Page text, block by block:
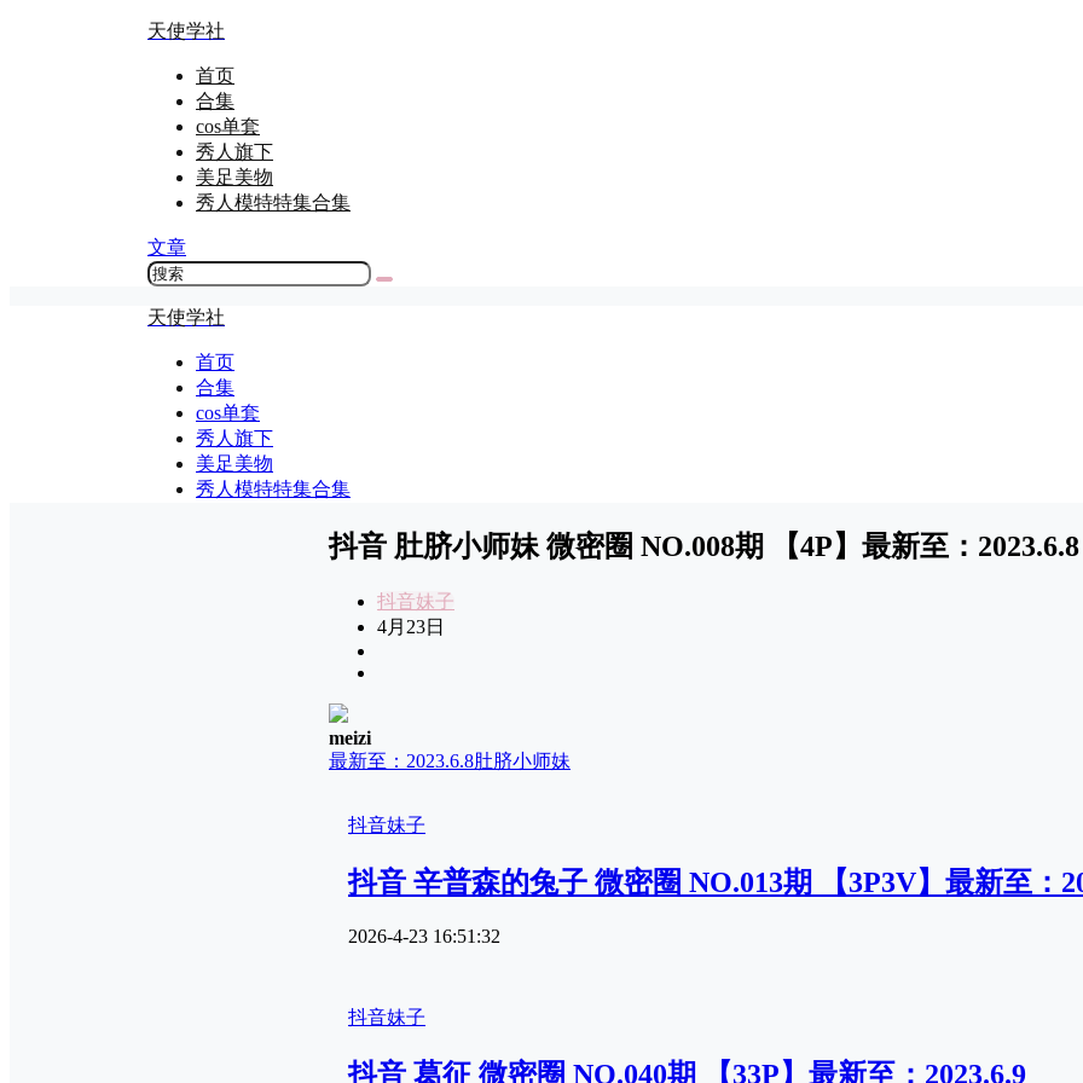
天使学社
首页
合集
cos单套
秀人旗下
美足美物
秀人模特特集合集
文章
天使学社
首页
合集
cos单套
秀人旗下
美足美物
秀人模特特集合集
抖音 肚脐小师妹 微密圈 NO.008期 【4P】最新至：2023.6.8
抖音妹子
4月23日
meizi
最新至：2023.6.8肚脐小师妹
抖音妹子
抖音 辛普森的兔子 微密圈 NO.013期 【3P3V】最新至：
2026-4-23 16:51:32
抖音妹子
抖音 葛征 微密圈 NO.040期 【33P】最新至：2023.6.9